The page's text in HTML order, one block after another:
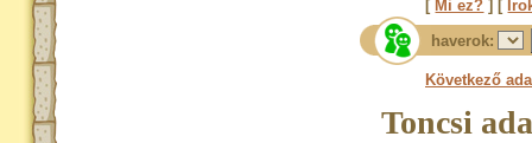
[ Mi ez? ] [
haverok:
Következő
Toncsi